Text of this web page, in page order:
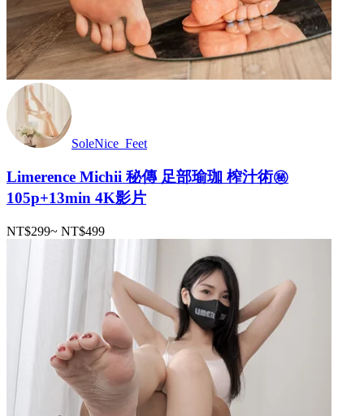
SoleNice_Feet
Limerence Michii 秘傳 足部瑜珈 榨汁術㊙️
105p+13min 4K影片
NT$299~ NT$499